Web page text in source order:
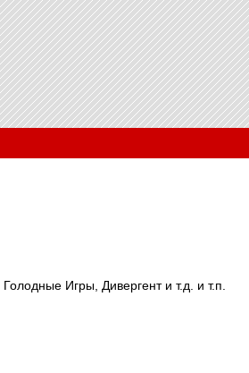
Игры, Дивергент и т.д. и т.п.